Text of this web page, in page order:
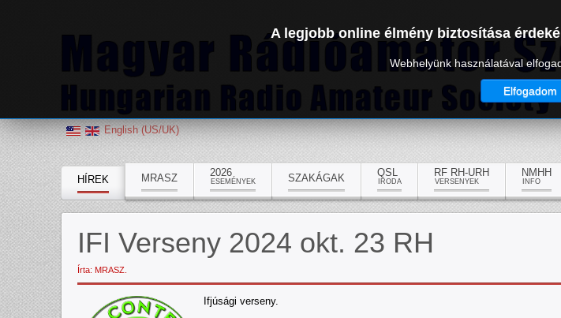
English (US/UK)
HÍREK MRASZ 2026
ESEMÉNYEK SZAKÁGAK QSL
IRODA
RF RH-URH
VERSENYEK
NMHH
INFO
IFI Verseny 2024 okt. 23 RH
Írta: MRASZ.
Ifjúsági verseny.
A legjobb online élmény biztosítása
Webhelyünk használatával
Elfogadom